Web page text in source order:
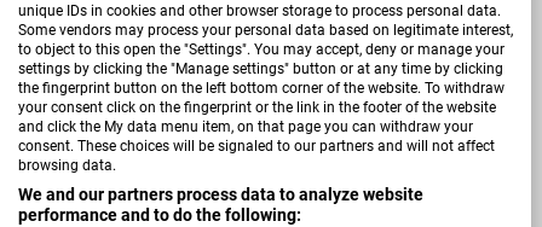
unique IDs in cookies and other browser storage to process personal data.
Some vendors may process your personal data based on legitimate interest,
to object to this open the "Settings". You may accept, deny or manage your
settings by clicking the "Manage settings" button or at any time by clicking
the fingerprint button on the left bottom corner of the website. To withdraw
your consent click on the fingerprint or the link in the footer of the website
and click the My data menu item, on that page you can withdraw your
consent. These choices will be signaled to our partners and will not affect
browsing data.
We and our partners process data to analyze website
performance and to do the following:
Mistelzweig mit Beleuchtung, hellgrün, 35 cm
Verkäufer:
Eglo